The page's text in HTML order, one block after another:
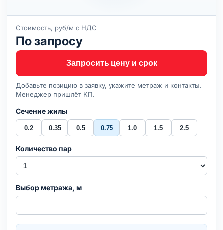
Стоимость, руб/м с НДС
По запросу
Запросить цену и срок
Добавьте позицию в заявку, укажите метраж и контакты.
Менеджер пришлёт КП.
Сечение жилы
0.2 0.35 0.5 0.75 1.0 1.5 2.5
Количество пар
Выбор метража, м